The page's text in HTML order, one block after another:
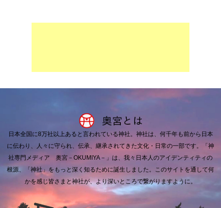
日本全国に8万社以上あると言われている神社。 神社は、何千年も前から日本
に伝わり、人々に守られ、伝承、継承されてきた文化・日常の一部です。
「神
社専門メディア 奥宮－OKUMIYA－」は、我々日本人のアイデンティティの
根源、「神社」をもっと深く知るために誕生しました。
このサイトを通して何
かを感じ皆さまと神社が、より深いところで繋がりますように。